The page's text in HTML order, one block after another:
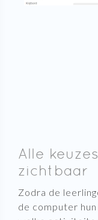
Alle
zichtbaar
Zodra de
de computer